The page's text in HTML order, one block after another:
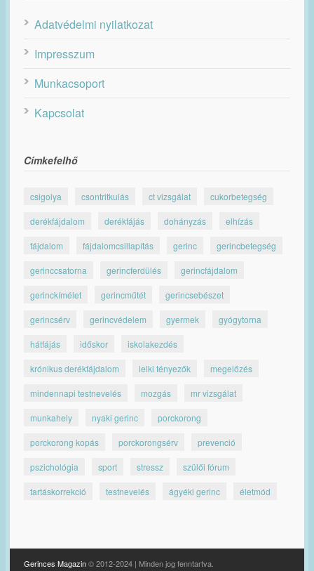
Adatvédelmi nyilatkozat
Impresszum
Munkacsoport
Kapcsolat
Címkefelhő
csigolya csontritkulás ct vizsgálat cukorbetegség
derékfájdalom derékfájás dohányzás elhízás
fájdalom fájdalomcsillapítás gerinc gerincbetegség
gerinccsatorna gerincferdülés gerincfájdalom
gerinckímélet gerincműtét gerincsebészet
gerincsérv gerincvédelem gyermek gyógytorna
hátfájás időskor iskolakezdés
krónikus derékfájdalom lelki tényezők megelőzés
mindennapi testnevelés mozgás mr vizsgálat
munkahely nyaki gerinc porckorong
porckorong kopás porckorongsérv prevenció
pszichológia sport stressz szülői fórum
tartáskorrekció testnevelés ágyéki gerinc életmód
Gerinces Magazin© 2012-2024 | Minden jog fenntartva.